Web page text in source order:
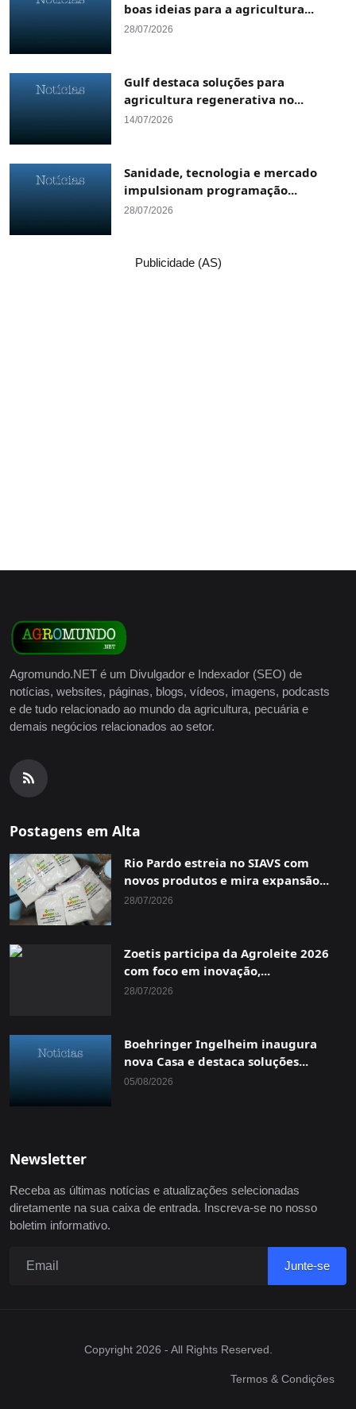
boas ideias para a agricultura...
28/07/2026
Gulf destaca soluções para
agricultura regenerativa no...
14/07/2026
Sanidade, tecnologia e mercado
impulsionam programação...
28/07/2026
Publicidade (AS)
Agromundo.NET é um Divulgador e Indexador (SEO) de
notícias, websites, páginas, blogs, vídeos, imagens, podcasts
e de tudo relacionado ao mundo da agricultura, pecuária e
demais negócios relacionados ao setor.
Postagens em Alta
Rio Pardo estreia no SIAVS com
novos produtos e mira expansão...
28/07/2026
Zoetis participa da Agroleite 2026
com foco em inovação,...
28/07/2026
Boehringer Ingelheim inaugura
nova Casa e destaca soluções...
05/08/2026
Newsletter
Receba as últimas notícias e atualizações selecionadas
diretamente na sua caixa de entrada. Inscreva-se no nosso
boletim informativo.
Junte-se
Copyright 2026 - All Rights Reserved.
Termos & Condições